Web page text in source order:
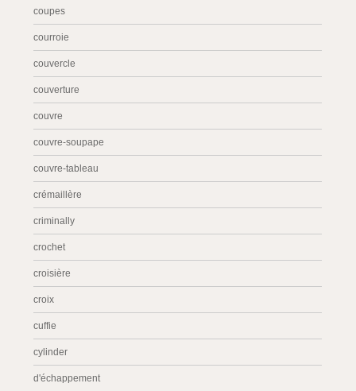
coupes
courroie
couvercle
couverture
couvre
couvre-soupape
couvre-tableau
crémaillère
criminally
crochet
croisière
croix
cuffie
cylinder
d'échappement